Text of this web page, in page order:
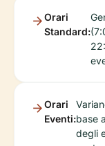
Orari
Standard:
Orari
Eventi:base
degli